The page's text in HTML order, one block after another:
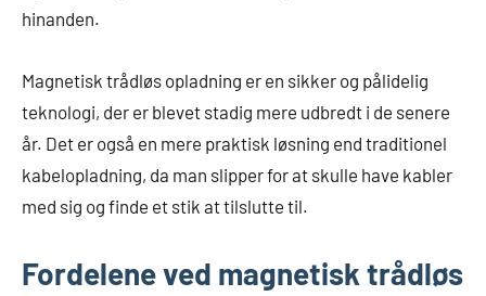
hinanden.
Magnetisk trådløs opladning er en sikker og pålidelig
teknologi, der er blevet stadig mere udbredt i de senere
år. Det er også en mere praktisk løsning end traditionel
kabelopladning, da man slipper for at skulle have kabler
med sig og finde et stik at tilslutte til.
Fordelene ved magnetisk trådløs